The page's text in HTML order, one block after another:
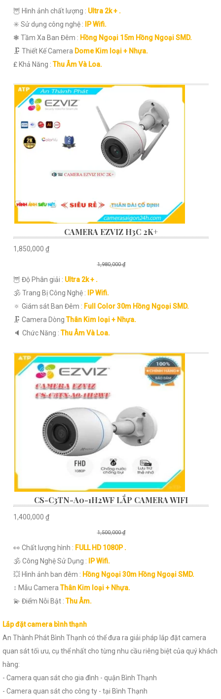
🦉 Hình ảnh chất lượng : Ultra 2k + .
✳️ Sử dụng công nghệ :
IP Wifi.
❃ Tầm Xa Ban Đêm : Hồng Ngoại 15m Hồng Ngoại SMD.
🗜️ Thiết Kế Camera Dome Kim loại + Nhựa.
️₤ Khả Năng :Thu Âm Và Loa.
CAMERA EZVIZ H3C 2K+
1,850,000 ₫
1,980,000 ₫
🦉 Độ Phân giải : Ultra 2k + .
🕉️ Trang Bị Công Nghệ : IP Wifi.
🔅 Giám sát Ban Đêm : Full Color 30m Hồng Ngoại SMD.
🗜️ Camera DòngThân Kim loại + Nhựa.
️🔈 Chức Năng :Thu Âm Và Loa.
CS-C3TN-A0-1H2WF LẮP CAMERA WIFI
1,400,000 ₫
1,500,000 ₫
👀 Chất lượng hình : FULL HD 1080P .
🕉️ Công Nghệ Sử Dụng :
IP Wifi.
💥 Hình ảnh ban đêm : Hồng Ngoại 30m Hồng Ngoại SMD.
↕️ Mẫu CameraThân Kim loại + Nhựa.
️💫 Điểm Nỗi Bật :Thu Âm.
Lắp đặt camera bình thạnh
An Thành Phát Bình Thạnh có thể đưa ra giải pháp lắp đặt camera
quan sát tối ưu, cụ thể nhất cho từng nhu cầu riêng biệt của quý khách
hàng:
- Camera quan sát cho gia đình - quận Bình Thạnh
- Camera quan sát cho công ty - tại Bình Thạnh